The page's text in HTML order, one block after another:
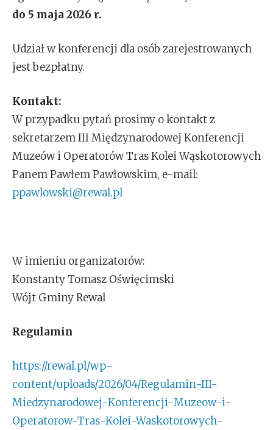
do 5 maja 2026 r.
Udział w konferencji dla osób zarejestrowanych
jest bezpłatny.
Kontakt:
W przypadku pytań prosimy o kontakt z
sekretarzem III Międzynarodowej Konferencji
Muzeów i Operatorów Tras Kolei Wąskotorowych
Panem Pawłem Pawłowskim, e-mail:
ppawlowski@rewal.pl
W imieniu organizatorów:
Konstanty Tomasz Oświęcimski
Wójt Gminy Rewal
Regulamin
https://rewal.pl/wp-
content/uploads/2026/04/Regulamin-III-
Miedzynarodowej-Konferencji-Muzeow-i-
Operatorow-Tras-Kolei-Waskotorowych-